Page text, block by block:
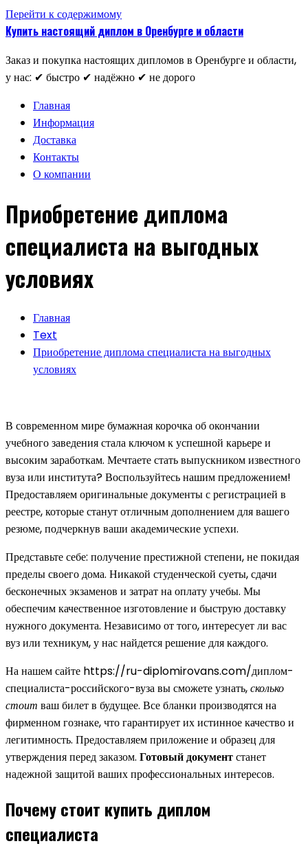
Перейти к содержимому
Купить настоящий диплом в Оренбурге и области
Заказ и покупка настоящих дипломов в Оренбурге и области,
у нас: ✔ быстро ✔ надёжно ✔ не дорого
Главная
Информация
Доставка
Контакты
О компании
Приобретение диплома
специалиста на выгодных
условиях
Главная
Text
Приобретение диплома специалиста на выгодных
условиях
В современном мире бумажная корочка об окончании
учебного заведения стала ключом к успешной карьере и
высоким заработкам. Мечтаете стать выпускником известного
вуза или института? Воспользуйтесь нашим предложением!
Предоставляем оригинальные документы с регистрацией в
реестре, которые станут отличным дополнением для вашего
резюме, подчеркнув ваши академические успехи.
Представьте себе: получение престижной степени, не покидая
пределы своего дома. Никакой студенческой суеты, сдачи
бесконечных экзаменов и затрат на оплату учебы. Мы
обеспечим качественное изготовление и быструю доставку
нужного документа. Независимо от того, интересует ли вас
вуз или техникум, у нас найдется решение для каждого.
На нашем сайте https://ru-diplomirovans.com/диплом-
специалиста-российского-вуза вы сможете узнать,сколько
стоит ваш билет в будущее. Все бланки производятся на
фирменном гознаке, что гарантирует их истинное качество и
легитимность. Предоставляем приложение и образец для
утверждения перед заказом. Готовый документстанет
надежной защитой ваших профессиональных интересов.
Почему стоит купить диплом
специалиста